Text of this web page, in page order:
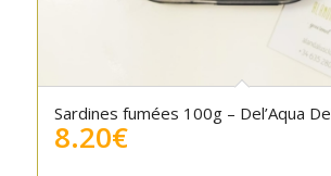
Sardines fumées 100g – Del’Aqua
8.20€